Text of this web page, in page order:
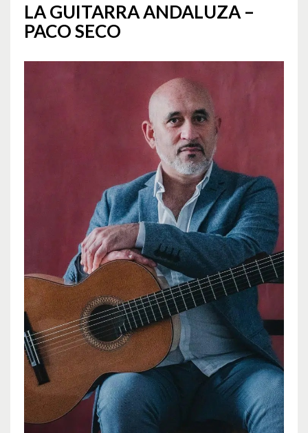
LA GUITARRA ANDALUZA –
PACO SECO